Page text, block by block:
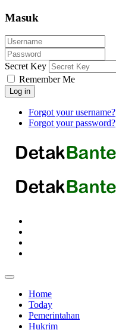
Masuk
Secret Key
Remember Me
Log in
Forgot your username?
Forgot your password?
Home
Today
Pemerintahan
Hukrim